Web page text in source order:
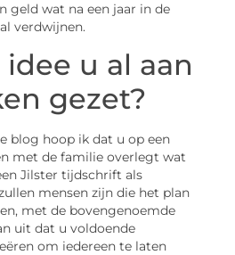
geld wat na een jaar in de
verdwijnen.
u al aan
gezet?
blog hoop ik dat u op een
met de familie overlegt wat
Jilster tijdschrift als
mensen zijn die het plan
met de bovengenoemde
uit dat u voldoende
om iedereen te laten